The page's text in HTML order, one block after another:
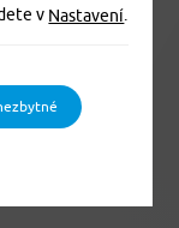
v Nastavení